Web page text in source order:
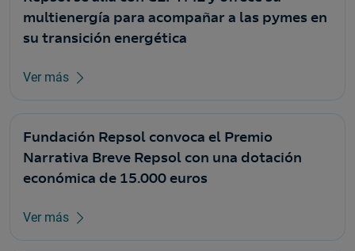
multienergía para acompañar a las pymes en
su transición energética
Ver más
Fundación Repsol convoca el Premio
Narrativa Breve Repsol con una dotación
económica de 15.000 euros
Ver más